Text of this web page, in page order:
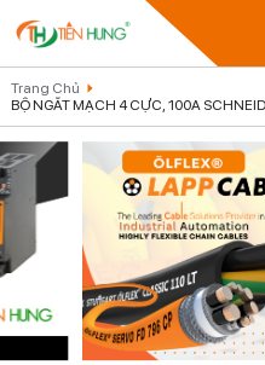
Trang Chủ
BỘ NGẮT MẠCH 4 CỰC, 100A